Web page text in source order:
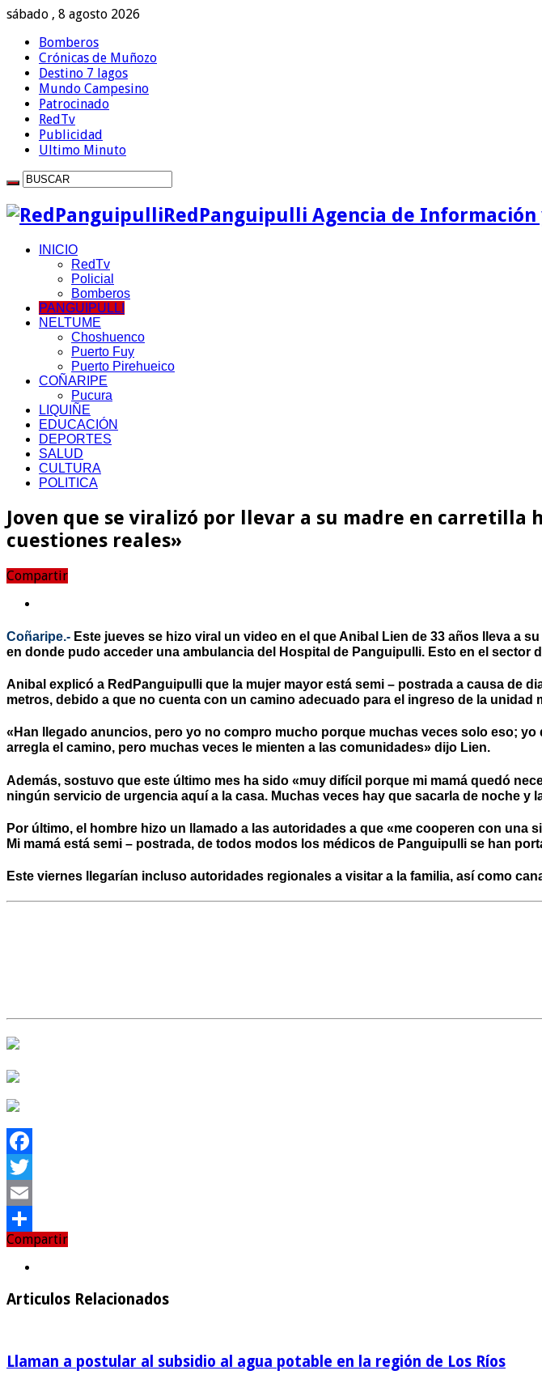
sábado , 8 agosto 2026
Bomberos
Crónicas de Muñozo
Destino 7 lagos
Mundo Campesino
Patrocinado
RedTv
Publicidad
Ultimo Minuto
RedPanguipulli Agencia de Información
INICIO
RedTv
Policial
Bomberos
PANGUIPULLI
NELTUME
Choshuenco
Puerto Fuy
Puerto Pirehueico
COÑARIPE
Pucura
LIQUIÑE
EDUCACIÓN
DEPORTES
SALUD
CULTURA
POLITICA
Joven que se viralizó por llevar a su madre en carretilla
cuestiones reales»
Compartir
Coñaripe.- Este jueves se hizo viral un video en el que Anibal Lien de 33 años lleva a
en donde pudo acceder una ambulancia del Hospital de Panguipulli. Esto en el sector
Anibal explicó a RedPanguipulli que la mujer mayor está semi – postrada a causa de
metros, debido a que no cuenta con un camino adecuado para el ingreso de la unidad
«Han llegado anuncios, pero yo no compro mucho porque muchas veces solo eso;
arregla el camino, pero muchas veces le mienten a las comunidades» dijo Lien.
Además, sostuvo que este último mes ha sido «muy difícil porque mi mamá quedó
ningún servicio de urgencia aquí a la casa. Muchas veces hay que sacarla de noche y
Por último, el hombre hizo un llamado a las autoridades a que «me cooperen con
Mi mamá está semi – postrada, de todos modos los médicos de Panguipulli se han
Este viernes llegarían incluso autoridades regionales a visitar a la familia, así como
Facebook
Twitter
Email
Compartir
Compartir
Articulos Relacionados
Llaman a postular al subsidio al agua potable en la región de Los Ríos